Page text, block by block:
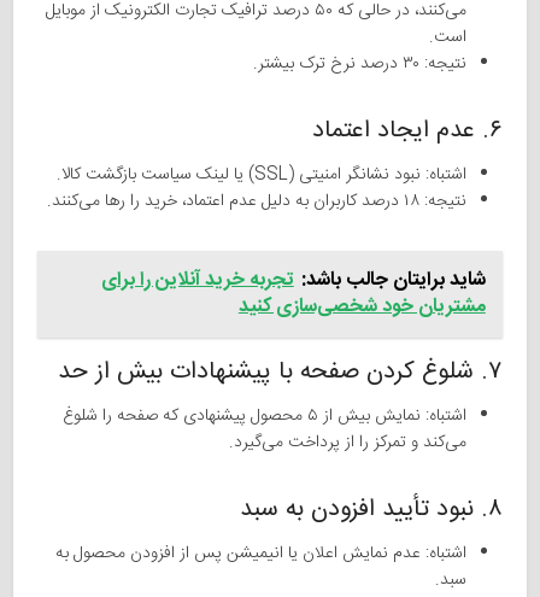
می‌کنند، در حالی که ۵۰ درصد ترافیک تجارت الکترونیک از موبایل
است.
نتیجه: ۳۰ درصد نرخ ترک بیشتر.
۶. عدم ایجاد اعتماد
اشتباه: نبود نشانگر امنیتی (SSL) یا لینک سیاست بازگشت کالا.
نتیجه: ۱۸ درصد کاربران به دلیل عدم اعتماد، خرید را رها می‌کنند.
شاید برایتان جالب باشد: تجربه خرید آنلاین را برای
مشتریان خود شخصی‌سازی کنید
۷. شلوغ کردن صفحه با پیشنهادات بیش از حد
اشتباه: نمایش بیش از ۵ محصول پیشنهادی که صفحه را شلوغ
می‌کند و تمرکز را از پرداخت می‌گیرد.
۸. نبود تأیید افزودن به سبد
اشتباه: عدم نمایش اعلان یا انیمیشن پس از افزودن محصول به
سبد.